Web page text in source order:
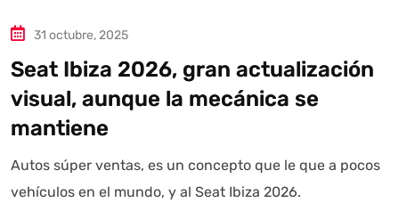
31 octubre, 2025
Seat Ibiza 2026, gran actualización
visual, aunque la mecánica se
mantiene
Autos súper ventas, es un concepto que le que a pocos
vehículos en el mundo, y al Seat Ibiza 2026.